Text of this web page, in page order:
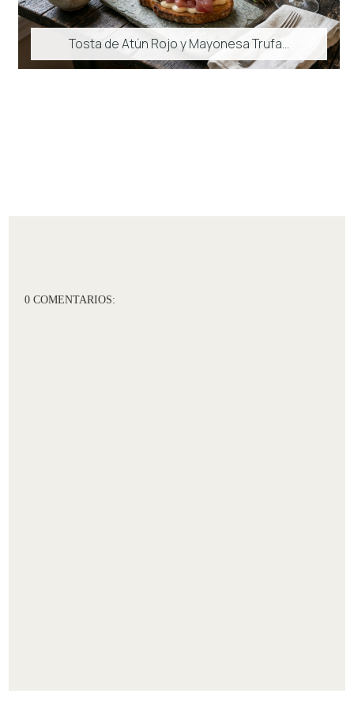
Tosta de Atún Rojo y Mayonesa Trufa...
0 COMENTARIOS: